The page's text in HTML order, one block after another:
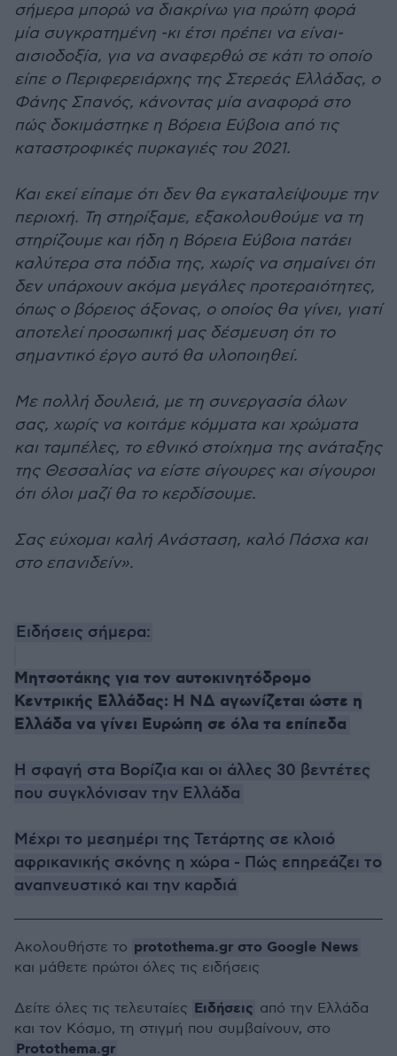
σήμερα μπορώ να διακρίνω για πρώτη φορά
μία συγκρατημένη -κι έτσι πρέπει να είναι-
αισιοδοξία, για να αναφερθώ σε κάτι το οποίο
είπε ο Περιφερειάρχης της Στερεάς Ελλάδας, ο
Φάνης Σπανός, κάνοντας μία αναφορά στο
πώς δοκιμάστηκε η Βόρεια Εύβοια από τις
καταστροφικές πυρκαγιές του 2021.
Και εκεί είπαμε ότι δεν θα εγκαταλείψουμε την
περιοχή. Τη στηρίξαμε, εξακολουθούμε να τη
στηρίζουμε και ήδη η Βόρεια Εύβοια πατάει
καλύτερα στα πόδια της, χωρίς να σημαίνει ότι
δεν υπάρχουν ακόμα μεγάλες προτεραιότητες,
όπως ο βόρειος άξονας, ο οποίος θα γίνει, γιατί
αποτελεί προσωπική μας δέσμευση ότι το
σημαντικό έργο αυτό θα υλοποιηθεί.
Με πολλή δουλειά, με τη συνεργασία όλων
σας, χωρίς να κοιτάμε κόμματα και χρώματα
και ταμπέλες, το εθνικό στοίχημα της ανάταξης
της Θεσσαλίας να είστε σίγουρες και σίγουροι
ότι όλοι μαζί θα το κερδίσουμε.
Σας εύχομαι καλή Ανάσταση, καλό Πάσχα και
στο επανιδείν».
Ειδήσεις σήμερα:
Μητσοτάκης για τον αυτοκινητόδρομο
Κεντρικής Ελλάδας: Η ΝΔ αγωνίζεται ώστε η
Ελλάδα να γίνει Ευρώπη σε όλα τα επίπεδα
Η σφαγή στα Βορίζια και οι άλλες 30 βεντέτες
που συγκλόνισαν την Ελλάδα
Μέχρι το μεσημέρι της Τετάρτης σε κλοιό
αφρικανικής σκόνης η χώρα - Πώς επηρεάζει το
αναπνευστικό και την καρδιά
Ακολουθήστε το protothema.gr στο Google News
και μάθετε πρώτοι όλες τις ειδήσεις
Δείτε όλες τις τελευταίες Ειδήσεις από την Ελλάδα
και τον Κόσμο, τη στιγμή που συμβαίνουν, στο
Protothema.gr